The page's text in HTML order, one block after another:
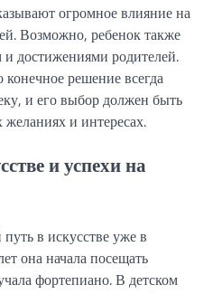
огромное влияние на
Возможно, ребенок также
достижениями родителей.
решение всегда
и его выбор должен быть
и интересах.
и успехи на
в искусстве уже в
она начала посещать
фортепиано. В детском